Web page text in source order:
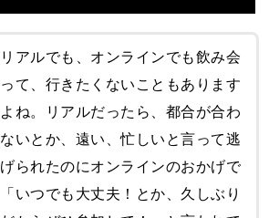
リアルでも、オンラインでも飲み会
って、行きたくないこともあります
よね。リアルだったら、都合が合わ
ないとか、遠い、忙しいと言って逃
げられたのにオンラインのおかげで
「いつでも大丈夫！とか、久しぶり